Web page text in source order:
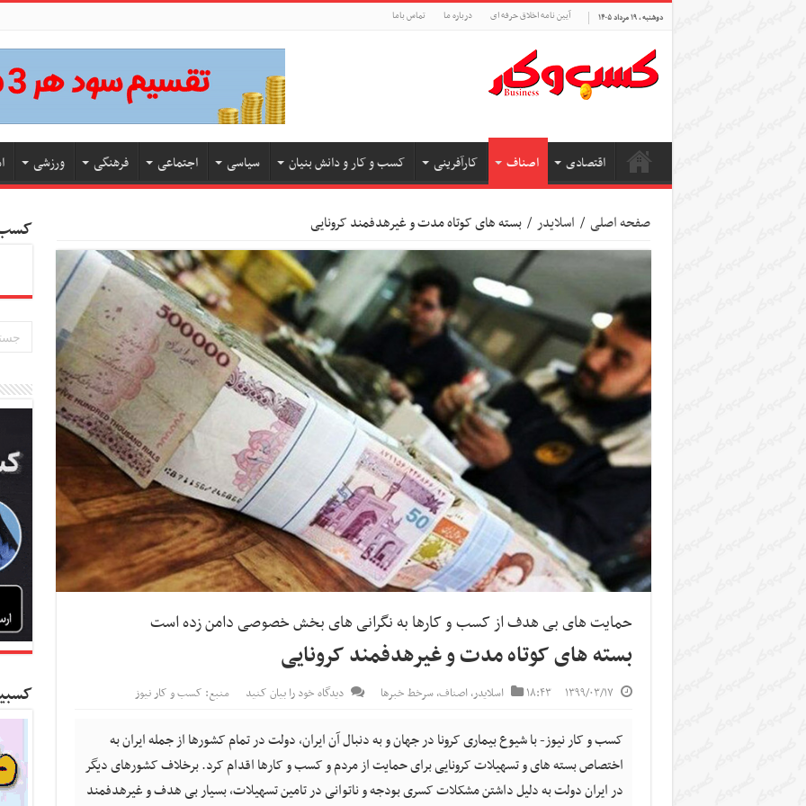
دوشنبه , ۱۹ مرداد ۱۴۰۵ آیین نامه اخلاق حرفه ای درباره ما تماس باما
اقتصادی اصناف کارآفرینی کسب و کار و دانش بنیان سیاسی اجتماعی فرهنگی ورزشی
صفحه اصلی / اسلایدر / بسته های کوتاه مدت و غیرهدفمند کرونایی
حمایت های بی هدف از کسب و کارها به نگرانی های بخش خصوصی دامن زده است
بسته های کوتاه مدت و غیرهدفمند کرونایی
۱۳۹۹/۰۳/۱۷ ۱۸:۴۳ اسلایدر,اصناف,سرخط خبرها دیدگاه خود را بیان کنید منبع: کسب و کار نیوز
کسب و کار نیوز- با شیوع بیماری کرونا در جهان و به دنبال آن ایران، دولت در تمام کشورها از جمله ایران به
اختصاص بسته های و تسهیلات کرونایی برای حمایت از مردم و کسب و کارها اقدام کرد. برخلاف کشورهای دیگر
در ایران دولت به دلیل داشتن مشکلات کسری بودجه و ناتوانی در تامین تسهیلات، بسیار بی هدف و غیرهدفمند
کسب